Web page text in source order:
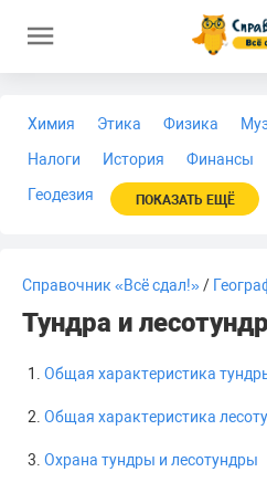
Химия Этика Физика
Налоги
История Финансы
Геодезия
ПОКАЗАТЬ ЕЩЁ
Справочник «Всё сдал!»/
Тундра и
Общая характеристика
Общая характеристика
Охрана тундры и лесотундры